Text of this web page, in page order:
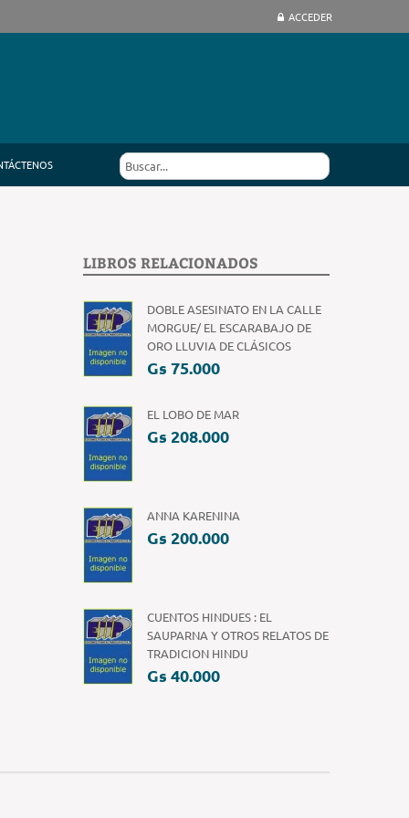
ACCEDER
LIBROS RELACIONADOS
DOBLE ASESINATO EN LA CALLE
MORGUE/ EL ESCARABAJO DE
ORO LLUVIA DE CLÁSICOS
Gs 75.000
EL LOBO DE MAR
Gs 208.000
ANNA KARENINA
Gs 200.000
CUENTOS HINDUES : EL
SAUPARNA Y OTROS RELATOS DE
TRADICION HINDU
Gs 40.000